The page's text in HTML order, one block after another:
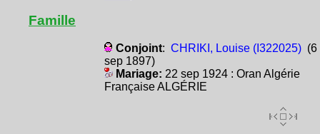
Famille
Conjoint: CHRIKI, Louise (I322025)(6
sep 1897)
Mariage: 22 sep 1924 : Oran Algérie
Française ALGÉRIE